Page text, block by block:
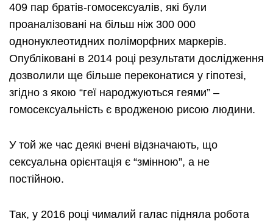
409 пар братів-гомосексуалів, які були
проаналізовані на більш ніж 300 000
однонуклеотидних поліморфних маркерів.
Опубліковані в 2014 році результати дослідження
дозволили ще більше переконатися у гіпотезі,
згідно з якою “геї народжуються геями” –
гомосексуальність є вродженою рисою людини.
У той же час деякі вчені відзначають, що
сексуальна орієнтація є “змінною”, а не
постійною.
Так, у 2016 році чималий галас підняла робота